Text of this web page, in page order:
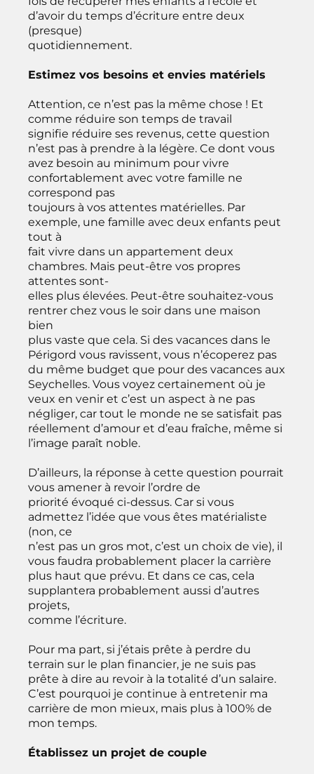
d’avoir du temps d’écriture entre deux
(presque)
quotidiennement.
Estimez vos besoins et envies matériels
Attention, ce n’est pas la même chose ! Et
comme réduire son temps de travail
signifie réduire ses revenus, cette question
n’est pas à prendre à la légère. Ce dont vous
avez besoin au minimum pour vivre
confortablement avec votre famille ne
correspond pas
toujours à vos attentes matérielles. Par
exemple, une famille avec deux enfants peut
tout à
fait vivre dans un appartement deux
chambres. Mais peut-être vos propres
attentes sont-
elles plus élevées. Peut-être souhaitez-vous
rentrer chez vous le soir dans une maison
bien
plus vaste que cela. Si des vacances dans le
Périgord vous ravissent, vous n’écoperez pas
du même budget que pour des vacances aux
Seychelles. Vous voyez certainement où je
veux en venir et c’est un aspect à ne pas
négliger, car tout le monde ne se satisfait pas
réellement d’amour et d’eau fraîche, même si
l’image paraît noble.
D’ailleurs, la réponse à cette question pourrait
vous amener à revoir l’ordre de
priorité évoqué ci-dessus. Car si vous
admettez l’idée que vous êtes matérialiste
(non, ce
n’est pas un gros mot, c’est un choix de vie), il
vous faudra probablement placer la carrière
plus haut que prévu. Et dans ce cas, cela
supplantera probablement aussi d’autres
projets,
comme l’écriture.
Pour ma part, si j’étais prête à perdre du
terrain sur le plan financier, je ne suis pas
prête à dire au revoir à la totalité d’un salaire.
C’est pourquoi je continue à entretenir ma
carrière de mon mieux, mais plus à 100% de
mon temps.
Établissez un projet de couple